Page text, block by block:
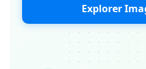
Explorer